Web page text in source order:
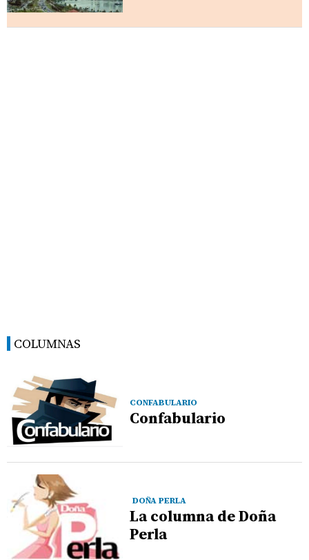
COLUMNAS
CONFABULARIO
Confabulario
DOÑA PERLA
La columna de Doña
Perla